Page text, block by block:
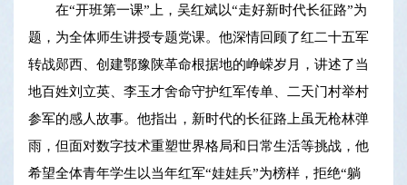
在“开班第一课”上，吴红斌以“走好新时代长征路”为
题，为全体师生讲授专题党课。他深情回顾了红二十五军
转战郧西、创建鄂豫陕革命根据地的峥嵘岁月，讲述了当
地百姓刘立英、李玉才舍命守护红军传单、二天门村举村
参军的感人故事。他指出，新时代的长征路上虽无枪林弹
雨，但面对数字技术重塑世界格局和日常生活等挑战，他
希望全体青年学生以当年红军“娃娃兵”为榜样，拒绝“躺